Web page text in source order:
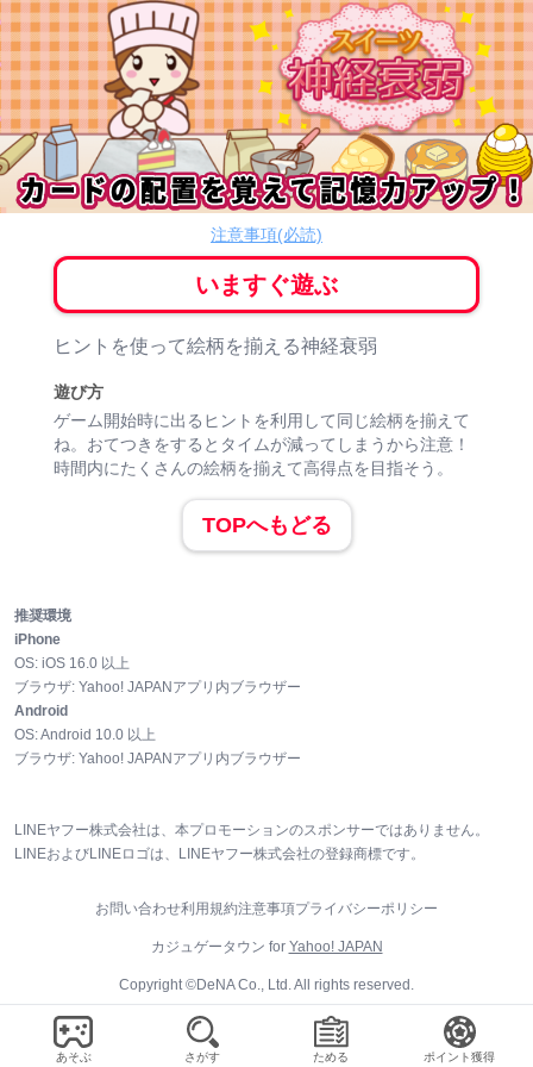
スイーツ神経衰弱
ボードゲーム
注意事項(必読)
いますぐ遊ぶ
ゲーム紹介
ヒントを使って絵柄を揃える神経衰弱
遊び方
ゲーム開始時に出るヒントを利用して同じ絵柄を揃えて
ね。おてつきをするとタイムが減ってしまうから注意！
時間内にたくさんの絵柄を揃えて高得点を目指そう。
TOPへもどる
推奨環境
iPhone
OS: iOS 16.0 以上
ブラウザ: Yahoo! JAPANアプリ内ブラウザー
Android
OS:Android 10.0 以上
ブラウザ: Yahoo! JAPANアプリ内ブラウザー
LINEヤフー株式会社は、本プロモーションのスポンサーではありません。
LINEおよびLINEロゴは、LINEヤフー株式会社の登録商標です。
お問い合わせ利用規約注意事項プライバシーポリシー
カジュゲータウン for Yahoo! JAPAN
Copyright ©DeNA Co., Ltd. All rights reserved.
あそぶ さがす ためる ポイント獲得